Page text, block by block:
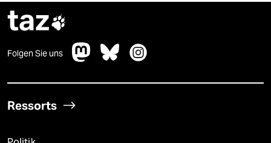
taz
Folgen Sie uns
Ressorts